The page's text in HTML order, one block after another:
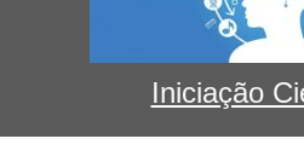
Iniciação